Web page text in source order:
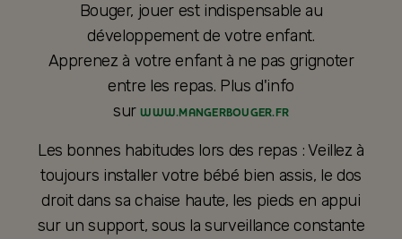
Bouger, jouer est indispensable au
développement de votre enfant.
Apprenez à votre enfant à ne pas grignoter
entre les repas. Plus d'info
surWWW.MANGERBOUGER.FR
Les bonnes habitudes lors des repas : Veillez à
toujours installer votre bébé bien assis, le dos
droit dans sa chaise haute, les pieds en appui
sur un support, sous la surveillance constante